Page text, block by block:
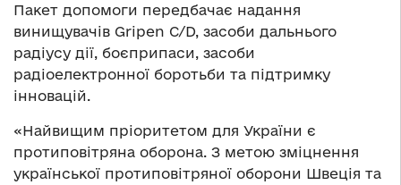
Пакет допомоги передбачає надання
винищувачів Gripen C/D, засоби дальнього
радіусу дії, боєприпаси, засоби
радіоелектронної боротьби та підтримку
інновацій.
«Найвищим пріоритетом для України є
протиповітряна оборона. З метою зміцнення
української протиповітряної оборони Швеція та